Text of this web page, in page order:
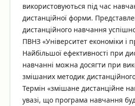
використовуються під час
дистанційної форми.
дистанційного навчання
ПВНЗ «Університет економіки і
Найбільшої ефективності при
навчанні можна досягти при
змішаних методик
Термін «змішане дистанційне
увазі, що програма навчання